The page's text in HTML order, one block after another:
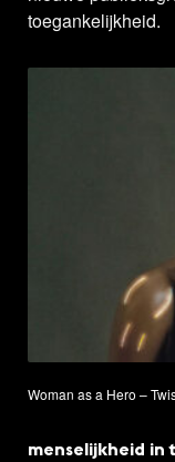
toegankelijkheid.
Woman as a Hero –
menselijkheid in